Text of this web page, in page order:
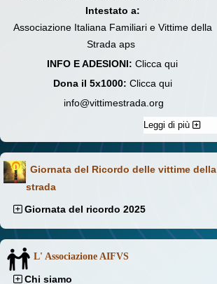
Intestato a:
Associazione Italiana Familiari e Vittime della
Strada aps
INFO E ADESIONI: Clicca qui
Dona il 5x1000: Clicca qui
info@vittimestrada.org
Leggi di più
Giornata del Ricordo delle vittime della
strada
Giornata del ricordo 2025
L' Associazione AIFVS
Chi siamo